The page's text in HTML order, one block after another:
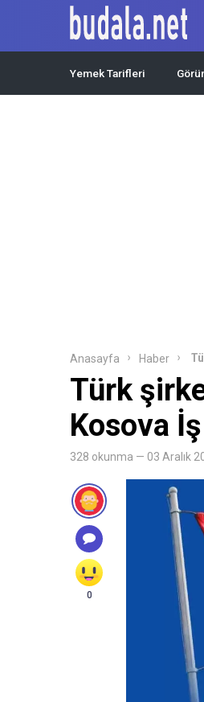
Yemek Tarifleri
Anasayfa Haber
Türk
Kosova
328 okunma — 03 Aralık
0